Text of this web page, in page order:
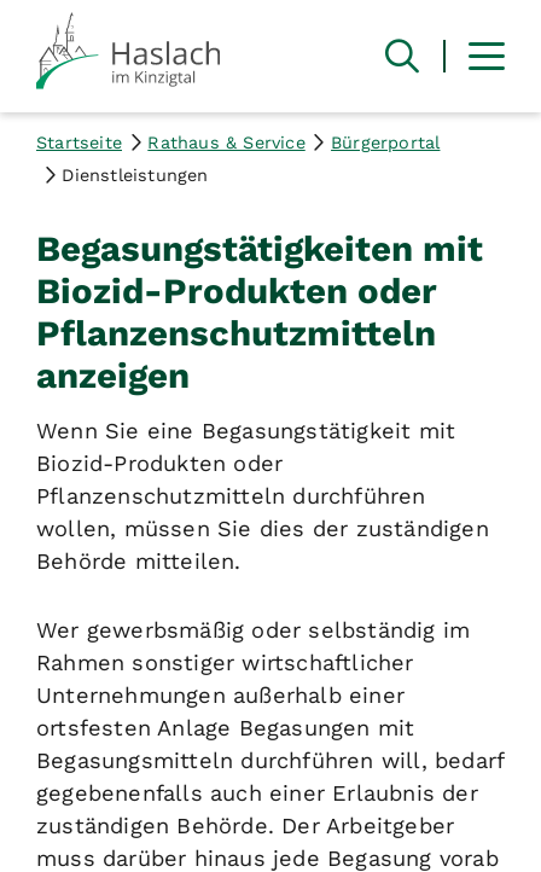
Startseite Rathaus & Service
Bürgerportal
Dienstleistungen
Begasungstätigkeiten mit
Biozid-Produkten oder
Pflanzenschutzmitteln
anzeigen
Wenn Sie eine Begasungstätigkeit mit
Biozid-Produkten oder
Pflanzenschutzmitteln durchführen
wollen, müssen Sie dies der zuständigen
Behörde mitteilen.
Wer gewerbsmäßig oder selbständig im
Rahmen sonstiger wirtschaftlicher
Unternehmungen außerhalb einer
ortsfesten Anlage Begasungen mit
Begasungsmitteln durchführen will, bedarf
gegebenenfalls auch einer Erlaubnis der
zuständigen Behörde. Der Arbeitgeber
muss darüber hinaus jede Begasung vorab